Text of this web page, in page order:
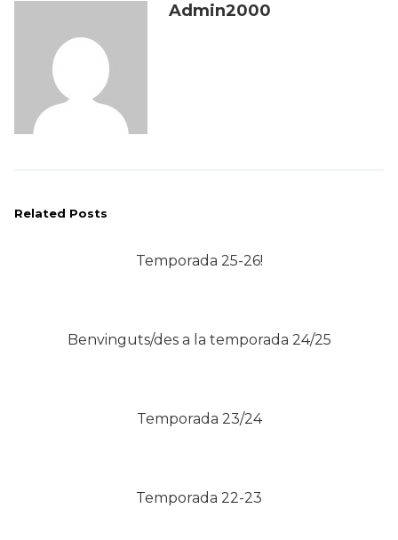
Admin2000
Related Posts
Temporada 25-26!
Benvinguts/des a la temporada 24/25
Temporada 23/24
Temporada 22-23